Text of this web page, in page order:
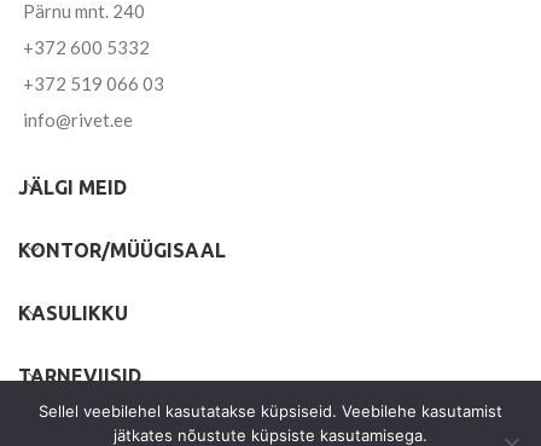
Pärnu mnt. 240
+372 600 5332
+372 519 066 03
info@rivet.ee
JÄLGI MEID
KONTOR/MÜÜGISAAL
KASULIKKU
TARNEVIISID
Sellel veebilehel kasutatakse küpsiseid. Veebilehe kasutamist
jätkates nõustute küpsiste kasutamisega.